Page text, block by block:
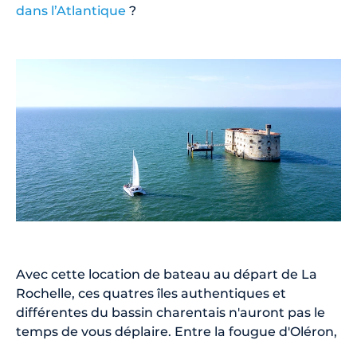
dans l’Atlantique ?
Avec cette location de bateau au départ de La
Rochelle, ces quatres îles authentiques et
différentes du bassin charentais n'auront pas le
temps de vous déplaire. Entre la fougue d'Oléron,